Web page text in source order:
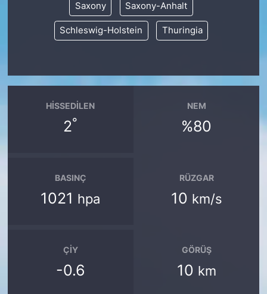
Saxony Saxony-Anhalt
Schleswig-Holstein Thuringia
HISSEDILEN
2°
NEM
%80
BASINÇ
1021 hpa
RÜZGAR
10 km/s
ÇIY
-0.6
GÖRÜŞ
10 km